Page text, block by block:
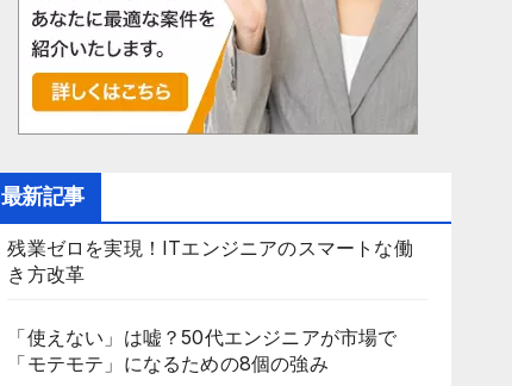
最新記事
残業ゼロを実現！ITエンジニアのスマートな働
き方改革
「使えない」は嘘？50代エンジニアが市場で
「モテモテ」になるための8個の強み